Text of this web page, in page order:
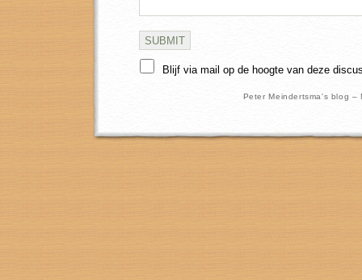
Blijf via mail op de hoogte van deze
Peter Meindertsma's blog